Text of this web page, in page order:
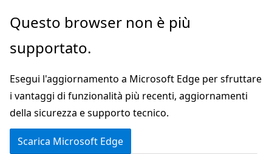
Ignora
passa
contenuto
principale
Questo browser non è più
supportato.
Esegui l'aggiornamento a Microsoft Edge per sfruttare
i vantaggi di funzionalità più recenti, aggiornamenti
della sicurezza e supporto tecnico.
Scarica Microsoft Edge